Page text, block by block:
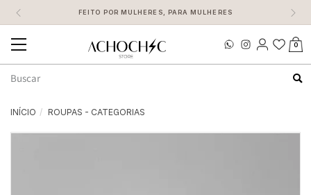
FEITO POR MULHERES, PARA MULHERES
Mudar
navegação
0
INÍCIO ROUPAS - CATEGORIAS